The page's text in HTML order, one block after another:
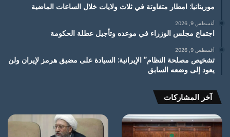
موريتانيا: امطار متفاوتة في ثلاث ولايات خلال الساعات الماضية
أغسطس 9, 2026
اجتماع مجلس الوزراء في موعده وتأجيل عطلة الحكومة
أغسطس 9, 2026
تشخيص مصلحة النظام” الإيرانية: السيادة على مضيق هرمز لإيران ولن
يعود إلى وضعه السابق
آخر المشاركات